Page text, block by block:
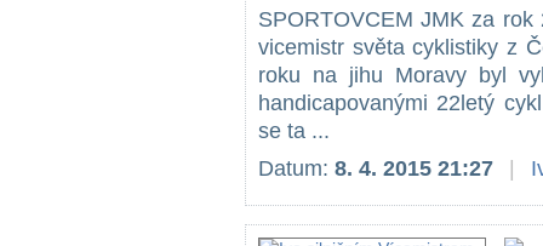
SPORTOVCEM JMK za
vicemistr světa cyklistiky z
roku na jihu Moravy byl
handicapovanými 22letý
se ta ...
Datum: 8. 4. 2015 21:27